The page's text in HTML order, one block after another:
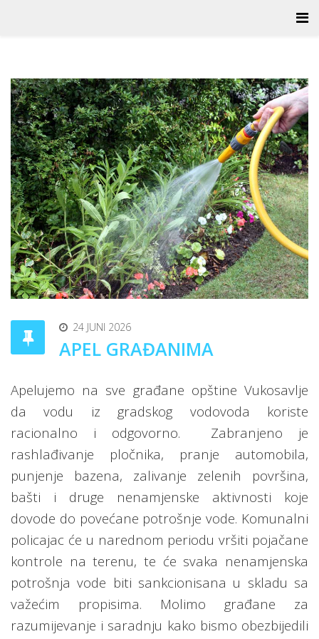
24 JUNI 2026
APEL GRAĐANIMA
Apelujemo na sve građane opštine Vukosavlje
da vodu iz gradskog vodovoda koriste
racionalno i odgovorno.
Zabranjeno je
rashlađivanje pločnika, pranje automobila,
punjenje bazena, zalivanje zelenih površina,
bašti i druge nenamjenske aktivnosti koje
dovode do povećane potrošnje vode. Komunalni
policajac će u narednom periodu vršiti pojačane
kontrole na terenu, te će svaka nenamjenska
potrošnja vode biti sankcionisana u skladu sa
važećim propisima. Molimo građane za
razumijevanje i saradnju kako bismo obezbijedili